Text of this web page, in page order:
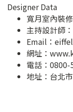
Designer Data
寬月室內裝
主持設計師
Email：
網址：
電話：0800-
地址： 台北